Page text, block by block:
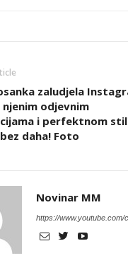
zaludjela
odjevnim
i perfektnom
daha! Foto
Novinar MM
https://www.youtube.com/